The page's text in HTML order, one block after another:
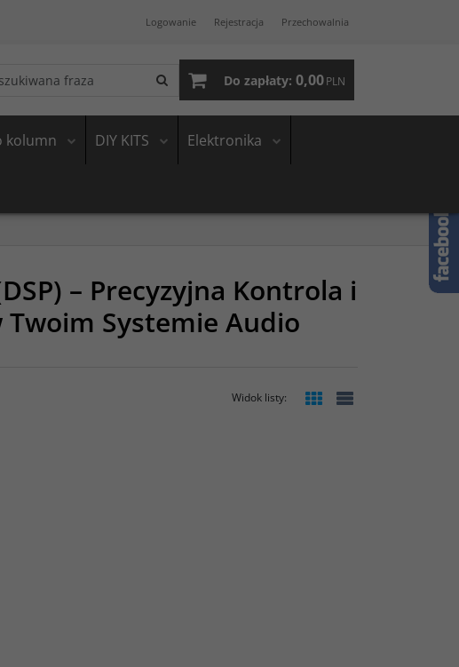
Logowanie Rejestracja Przechowalnia
Do zapłaty: 0,00PLN
kolumn DIY KITS Elektronika
– Precyzyjna Kontrola i
Systemie Audio
Widok listy: